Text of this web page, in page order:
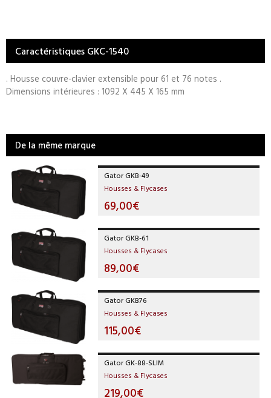
Caractéristiques GKC-1540
. Housse couvre-clavier extensible pour 61 et 76 notes .
Dimensions intérieures : 1092 X 445 X 165 mm
De la même marque
Gator GKB-49
Housses & Flycases
69,00€
Gator GKB-61
Housses & Flycases
89,00€
Gator GKB76
Housses & Flycases
115,00€
Gator GK-88-SLIM
Housses & Flycases
219,00€